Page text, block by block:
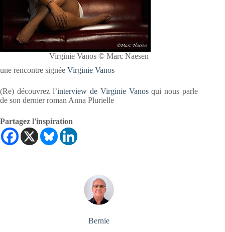
Virginie Vanos © Marc Naesen
une rencontre signée Virginie Vanos
(Re) découvrez l’interview de Virginie Vanosqui nous parle
de son dernier roman Anna Plurielle
Partagez l'inspiration
Bernie